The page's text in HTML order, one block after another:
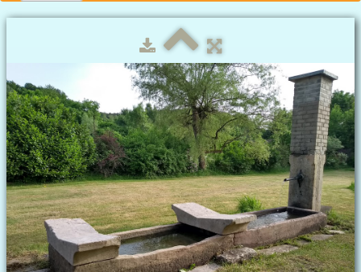
Accueil
Nos Chambres
Historique
A visiter
Photos▼
Tarifs
Contact